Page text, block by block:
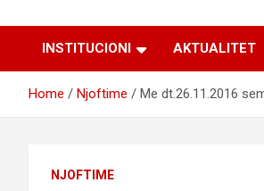
Myftinia Pukë
Zyrtare
INSTITUCIONI AKTUALITET
Home Njoftime Me dt.26.11.2016
NJOFTIME